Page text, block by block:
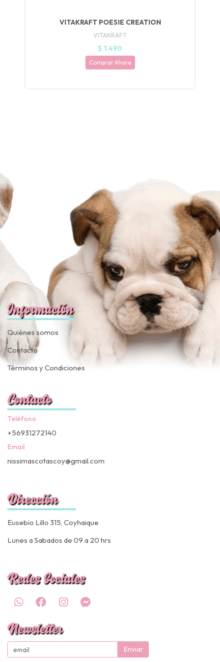
VITAKRAFT POESIE CREATION
VITAKRAFT
$ 1.490
Comprar Ahora
Información
Quiénes somos
Contacto
Términos y Condiciones
Contacto
Teléfono
+56931272140
Email
nissimascotascoy@gmail.com
Dirección
Eusebio Lillo 315, Coyhaique
Lunes a Sabados de 09 a 20 hrs
Redes Sociales
Newsletter
Enviar